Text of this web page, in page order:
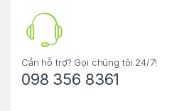
Cần hỗ trợ? Gọi chúng tôi 24/7!
098 356 8361